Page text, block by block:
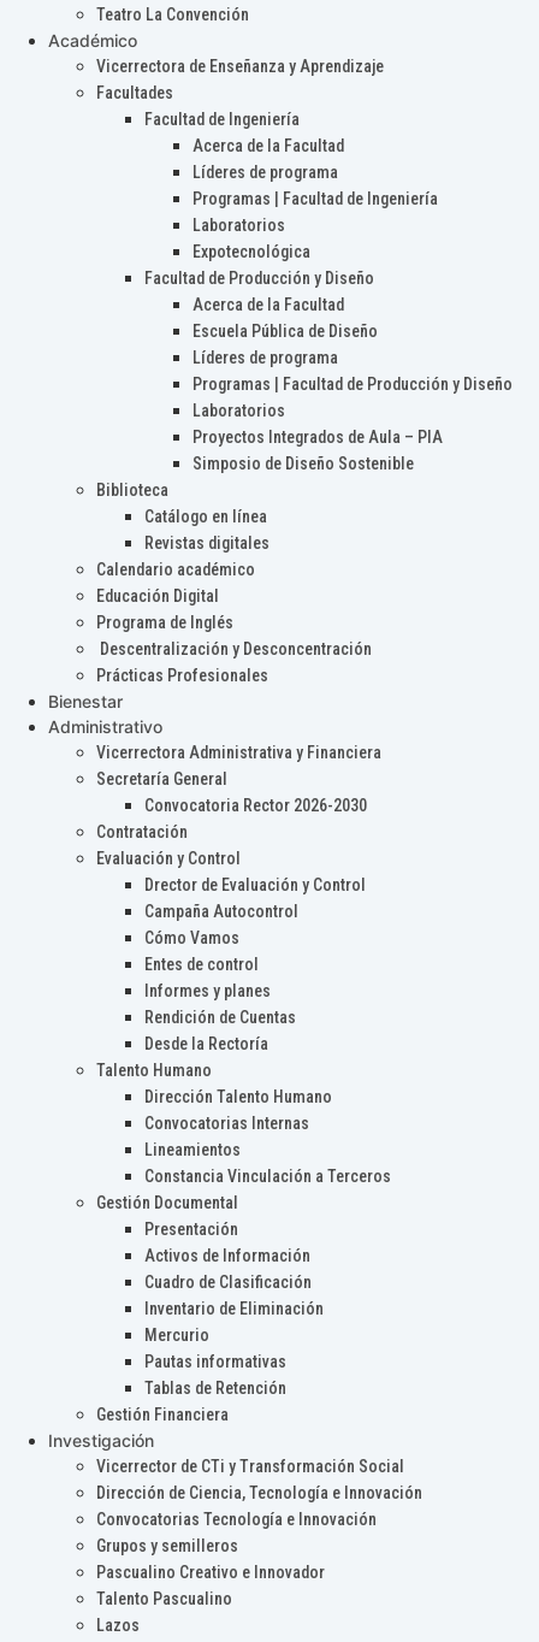
Teatro La Convención
Académico
Vicerrectora de Enseñanza y Aprendizaje
Facultades
Facultad de Ingeniería
Acerca de la Facultad
Líderes de programa
Programas | Facultad de Ingeniería
Laboratorios
Expotecnológica
Facultad de Producción y Diseño
Acerca de la Facultad
Escuela Pública de Diseño
Líderes de programa
Programas | Facultad de Producción y Diseño
Laboratorios
Proyectos Integrados de Aula – PIA
Simposio de Diseño Sostenible
Biblioteca
Catálogo en línea
Revistas digitales
Calendario académico
Educación Digital
Programa de Inglés
Descentralización y Desconcentración
Prácticas Profesionales
Bienestar
Administrativo
Vicerrectora Administrativa y Financiera
Secretaría General
Convocatoria Rector 2026-2030
Contratación
Evaluación y Control
Drector de Evaluación y Control
Campaña Autocontrol
Cómo Vamos
Entes de control
Informes y planes
Rendición de Cuentas
Desde la Rectoría
Talento Humano
Dirección Talento Humano
Convocatorias Internas
Lineamientos
Constancia Vinculación a Terceros
Gestión Documental
Presentación
Activos de Información
Cuadro de Clasificación
Inventario de Eliminación
Mercurio
Pautas informativas
Tablas de Retención
Gestión Financiera
Investigación
Vicerrector de CTi y Transformación Social
Dirección de Ciencia, Tecnología e Innovación
Convocatorias Tecnología e Innovación
Grupos y semilleros
Pascualino Creativo e Innovador
Talento Pascualino
Lazos